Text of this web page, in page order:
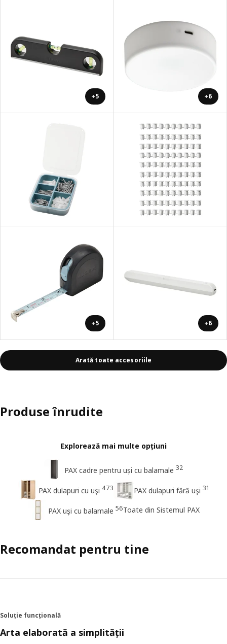
+5 +6
+5 +6
Arată toate accesoriile
Produse înrudite
Explorează mai multe opțiuni
PAX cadre pentru uși cu balamale 32
PAX dulapuri cu uşi 473 PAX dulapuri fără uşi 31
PAX uşi cu balamale 56Toate din Sistemul PAX
Recomandat pentru tine
Soluție funcțională
Arta elaborată a simplității